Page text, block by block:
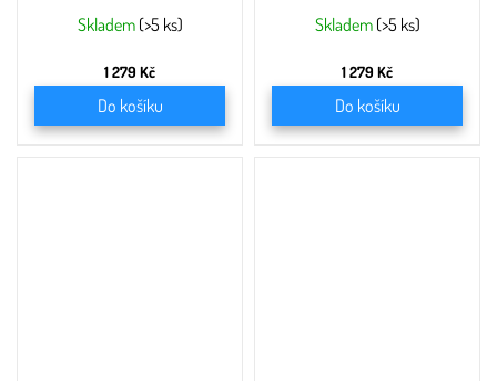
Skladem (>5 ks)
1 279 Kč
Do košíku
Skladem (>5 ks)
1 279 Kč
Do košíku